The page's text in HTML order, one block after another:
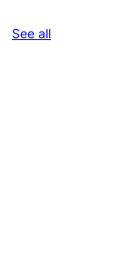
See allreviews